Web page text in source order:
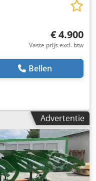
€ 4.900
Vaste prijs excl. btw
Bellen
Advertentie